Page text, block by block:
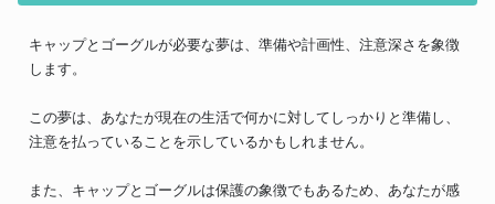
キャップとゴーグルが必要な夢は、準備や計画性、注意深さを象徴
します。
この夢は、あなたが現在の生活で何かに対してしっかりと準備し、
注意を払っていることを示しているかもしれません。
また、キャップとゴーグルは保護の象徴でもあるため、あなたが感